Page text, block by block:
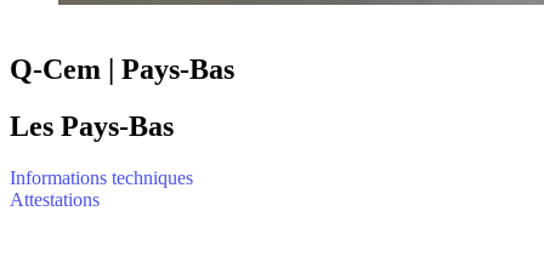
Q-Cem | Pays-Bas
Les Pays-Bas
Informations techniques
Attestations